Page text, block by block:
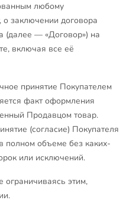
любому
заключении договора
(далее — «Договор») на
включая все её
принятие Покупателем
факт оформления
Продавцом товар.
(согласие) Покупателя
полном объеме без каких-
или исключений.
ограничиваясь этим,